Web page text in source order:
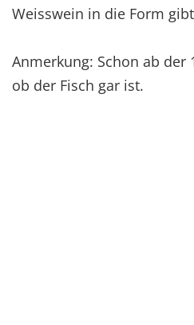
Weisswein in die Form
Anmerkung: Schon ab der
ob der Fisch gar ist.